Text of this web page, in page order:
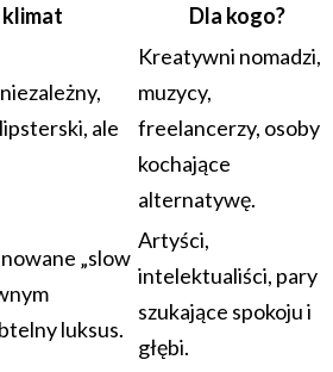
Dla kogo?
ale
Kreatywni nomadzi,
muzycy,
freelancerzy, osoby
kochające
alternatywę.
„slow
luksus.
Artyści,
intelektualiści, pary
szukające spokoju i
głębi.